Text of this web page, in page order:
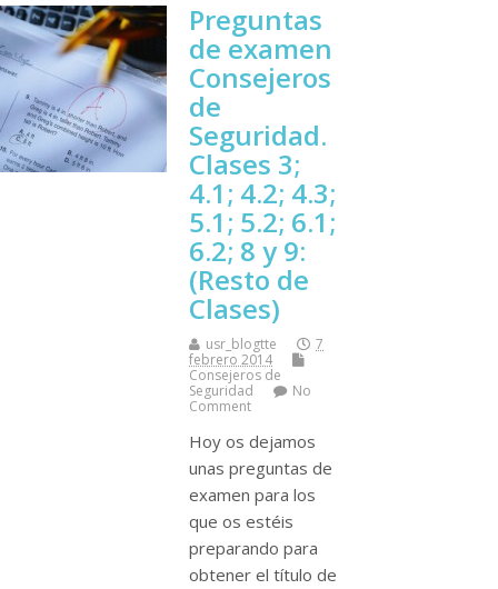
Preguntas
de examen
Consejeros
de
Seguridad.
Clases 3;
4.1; 4.2; 4.3;
5.1; 5.2; 6.1;
6.2; 8 y 9:
(Resto de
Clases)
usr_blogtte
7
febrero 2014
Consejeros de
Seguridad
No
Comment
Hoy os dejamos
unas preguntas de
examen para los
que os estéis
preparando para
obtener el tí­tulo de